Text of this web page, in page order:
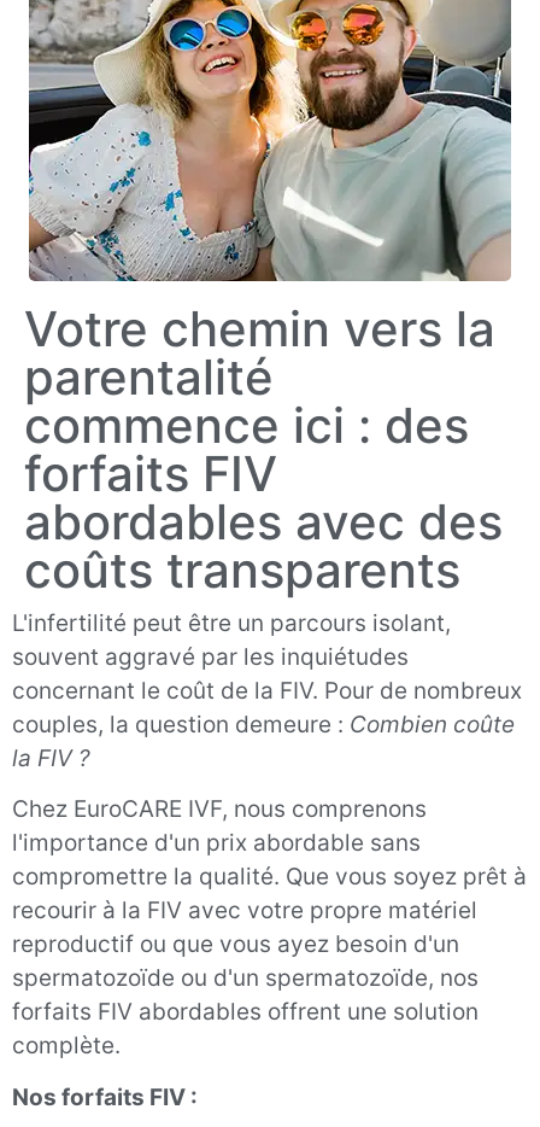
Votre chemin vers la
parentalité
commence ici : des
forfaits FIV
abordables avec des
coûts transparents
L'infertilité peut être un parcours isolant,
souvent aggravé par les inquiétudes
concernant le coût de la FIV. Pour de nombreux
couples, la question demeure : Combien coûte
la FIV ?
Chez EuroCARE IVF, nous comprenons
l'importance d'un prix abordable sans
compromettre la qualité. Que vous soyez prêt à
recourir à la FIV avec votre propre matériel
reproductif ou que vous ayez besoin d'un
spermatozoïde ou d'un spermatozoïde, nos
forfaits FIV abordables offrent une solution
complète.
Nos forfaits FIV :